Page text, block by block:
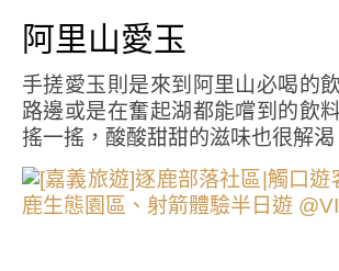
阿里山愛玉
手搓愛玉則是來到阿里山必喝的
路邊或是在奮起湖都能嚐到的飲
搖一搖，酸酸甜甜的滋味也很解渴